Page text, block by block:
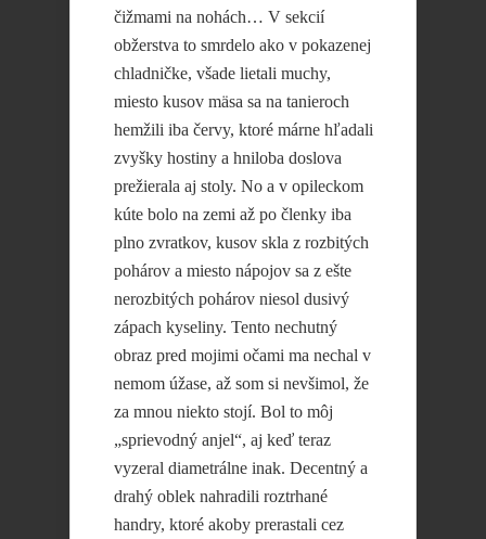
čižmami na nohách… V sekcií
obžerstva to smrdelo ako v pokazenej
chladničke, všade lietali muchy,
miesto kusov mäsa sa na tanieroch
hemžili iba červy, ktoré márne hľadali
zvyšky hostiny a hniloba doslova
prežierala aj stoly. No a v opileckom
kúte bolo na zemi až po členky iba
plno zvratkov, kusov skla z rozbitých
pohárov a miesto nápojov sa z ešte
nerozbitých pohárov niesol dusivý
zápach kyseliny. Tento nechutný
obraz pred mojimi očami ma nechal v
nemom úžase, až som si nevšimol, že
za mnou niekto stojí. Bol to môj
„sprievodný anjel“, aj keď teraz
vyzeral diametrálne inak. Decentný a
drahý oblek nahradili roztrhané
handry, ktoré akoby prerastali cez